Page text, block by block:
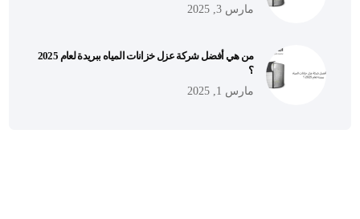
مارس 3, 2025
من هي أفضل شركة عزل خزانات المياه ببريدة لعام 2025
؟
مارس 1, 2025